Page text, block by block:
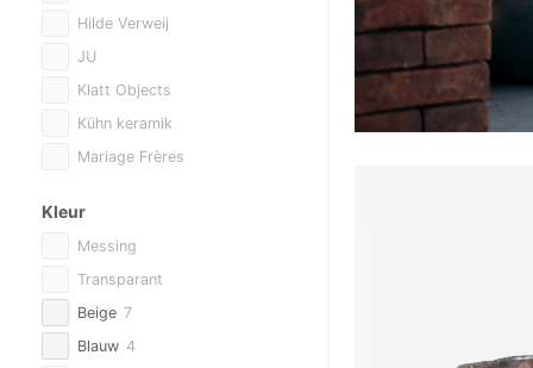
Hilde Verweij
JU
Klatt Objects
Kühn keramik
Mariage Frères
Reichenbach Porselein
Saba by Sylvia
Serax
Silk-ka
Studio DValner
Kleur
Messing
Transparant
Beige 7
Blauw 4